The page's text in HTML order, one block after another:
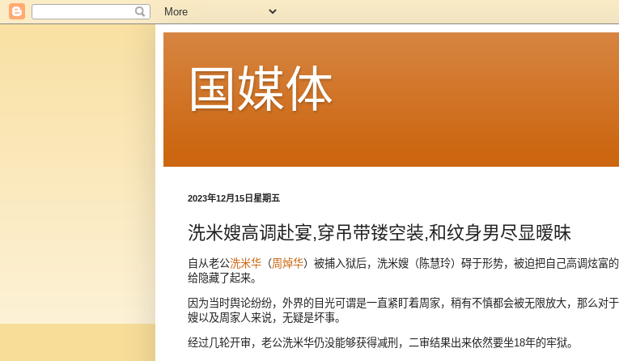
国媒体
2023年12月15日星期五
洗米嫂高调赴宴,穿吊带镂空装,和纹身男尽显暧昧
自从老公洗米华 （周焯华）被捕入狱后，洗米嫂（陈慧玲）碍于形势，被迫把自己高调炫富
给隐藏了起来。
因为当时舆论纷纷，外界的目光可谓是一直紧盯着周家，稍有不慎都会被无限放大，那么对
嫂以及周家人来说，无疑是坏事。
经过几轮开审，老公洗米华仍没能够获得减刑，二审结果出来依然要坐18年的牢狱。